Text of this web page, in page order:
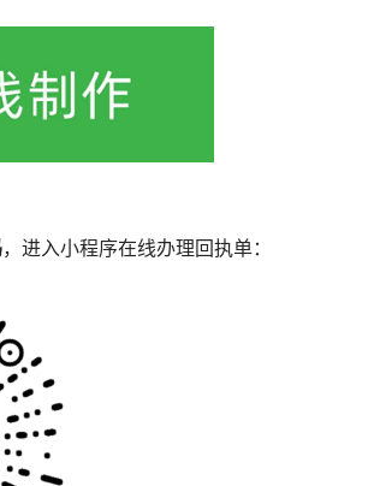
，进入小程序在线办理回执单：